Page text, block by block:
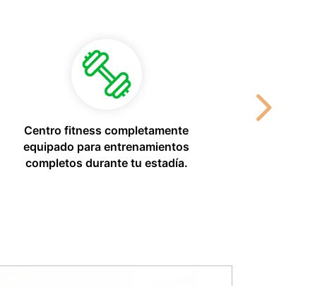
Centro fitness completamente
equipado para entrenamientos
completos durante tu estadía.